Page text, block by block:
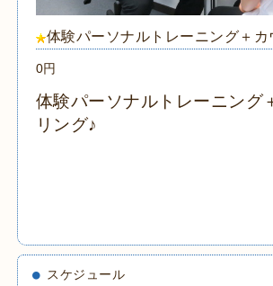
体験パーソナルトレーニング＋カ
0円
体験パーソナルトレーニング
リング♪
スケジュール